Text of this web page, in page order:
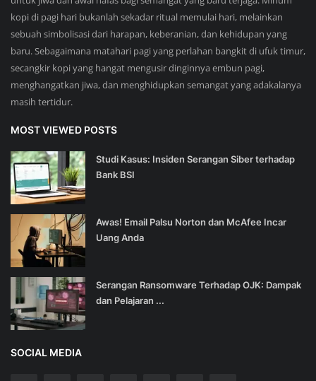
kopi di pagi hari bukanlah sekadar ritual memulai hari, melainkan
sebuah simbolisasi dari harapan, keberanian, dan kehidupan yang
baru. Sebagaimana matahari pagi yang perlahan bangkit di ufuk timur,
secangkir kopi yang hangat mengusir dinginnya embun pagi,
menghangatkan jiwa, dan menghidupkan semangat yang adakalanya
masih tertidur.
MOST VIEWED POSTS
Studi Kasus: Insiden Serangan Siber terhadap
Bank BSI
Awas! Email Palsu Norton dan McAfee Incar
Uang Anda
Serangan Ransomware Terhadap OJK: Dampak
dan Pelajaran ...
SOCIAL MEDIA